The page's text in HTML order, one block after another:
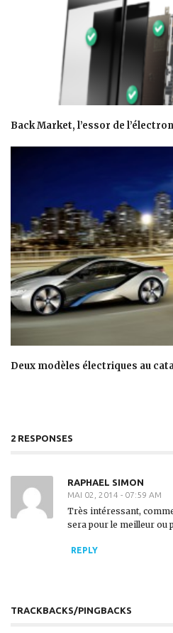
Back Market, l’essor de
Deux modèles électriques au
2 RESPONSES
RAPHAEL SIMON
MAI 02, 2014 - 07:59 AM
Très intéressant,
sera pour le meilleur ou
REPLY
TRACKBACKS/PINGBACKS